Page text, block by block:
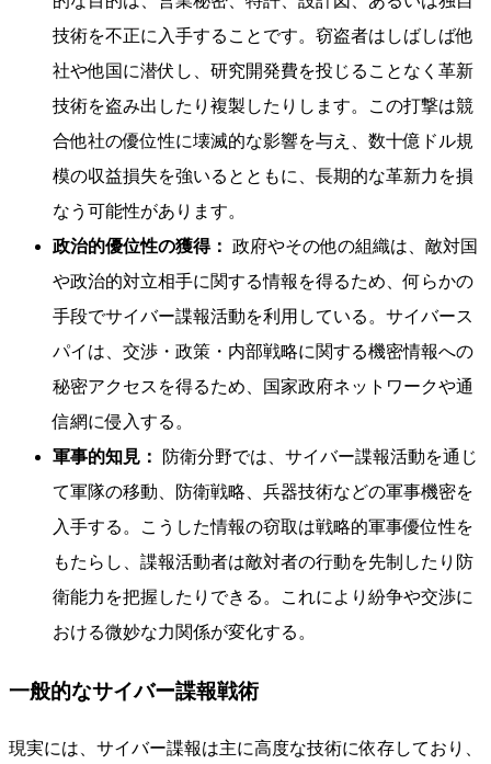
技術を不正に入手することです。窃盗者はしばしば他
社や他国に潜伏し、研究開発費を投じることなく革新
技術を盗み出したり複製したりします。この打撃は競
合他社の優位性に壊滅的な影響を与え、数十億ドル規
模の収益損失を強いるとともに、長期的な革新力を損
なう可能性があります。
政治的優位性の獲得： 政府やその他の組織は、敵対国
や政治的対立相手に関する情報を得るため、何らかの
手段でサイバー諜報活動を利用している。サイバース
パイは、交渉・政策・内部戦略に関する機密情報への
秘密アクセスを得るため、国家政府ネットワークや通
信網に侵入する。
軍事的知見：
防衛分野では、サイバー諜報活動を通じ
て軍隊の移動、防衛戦略、兵器技術などの軍事機密を
入手する。こうした情報の窃取は戦略的軍事優位性を
もたらし、諜報活動者は敵対者の行動を先制したり防
衛能力を把握したりできる。これにより紛争や交渉に
おける微妙な力関係が変化する。
一般的なサイバー諜報戦術
現実には、サイバー諜報は主に高度な技術に依存しており、